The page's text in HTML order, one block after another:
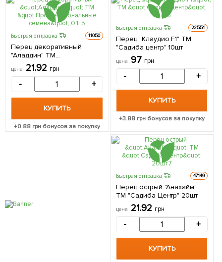
Быстрая отправка 11050
Перец декоративный
"Аладдин" ТМ
"Профессиональные
семена" 0.1г
цена 21.92 грн
- +
КУПИТЬ
+0.88 грн бонусов за покупку
Быстрая отправка 22551
Перец "Клаудио F1" ТМ
"Садиба центр" 10шт
цена 97 грн
- +
КУПИТЬ
+3.88 грн бонусов за покупку
Быстрая отправка 47149
Перец острый "Анахайм"
ТМ "Садиба Центр" 20шт
цена 21.92 грн
- +
КУПИТЬ